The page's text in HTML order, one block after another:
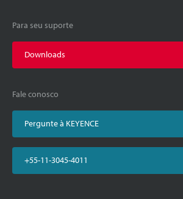
Para seu suporte
Downloads
Fale conosco
Pergunte à KEYENCE
+55-11-3045-4011